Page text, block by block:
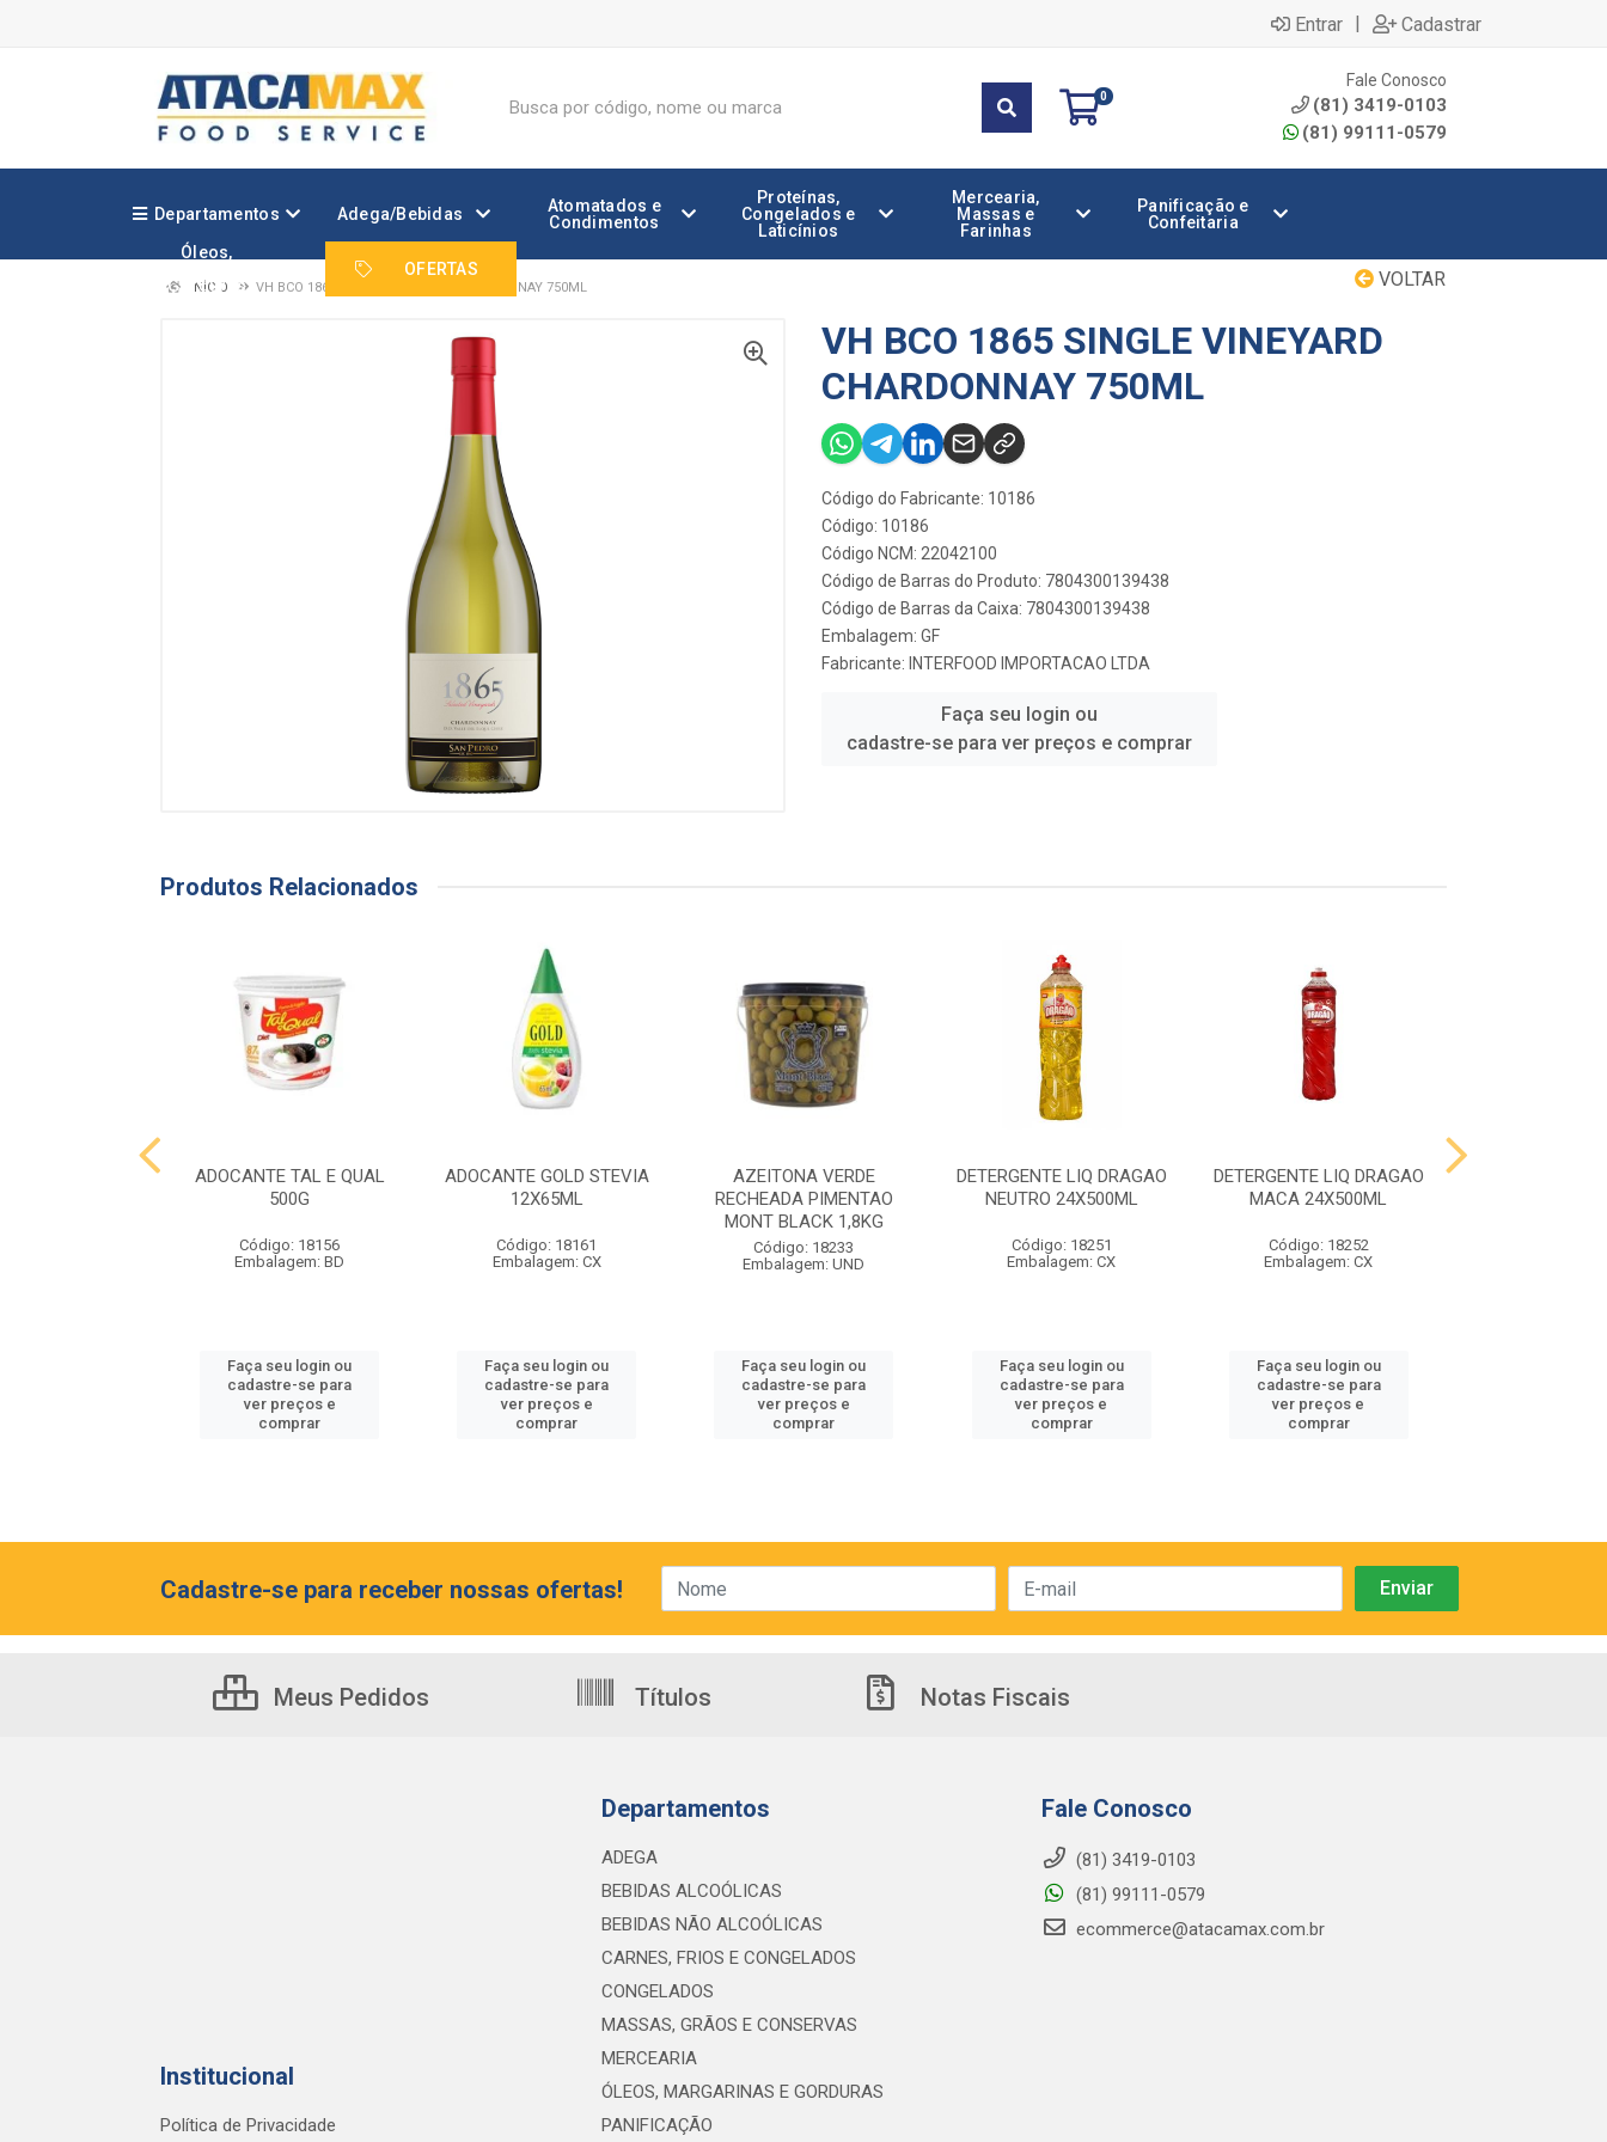
Entrar | Cadastrar
0
Fale Conosco
(81) 3419-0103
(81) 99111-0579
Departamentos Adega/Bebidas
Atomatados e
Condimentos
Proteínas,
Congelados e
Laticínios
Mercearia,
Massas e
Farinhas
Panificação e
Confeitaria
Óleos,
Gorduras
OFERTAS VOLTAR
INÍCIO VH BCO 1865 SINGLE VINEYARD CHARDONNAY 750ML
VH BCO 1865 SINGLE VINEYARD
CHARDONNAY 750ML
Código do Fabricante: 10186
Código: 10186
Código NCM: 22042100
Código de Barras do Produto: 7804300139438
Código de Barras da Caixa: 7804300139438
Embalagem: GF
Fabricante: INTERFOOD IMPORTACAO LTDA
Faça seu login ou
cadastre-se para ver preços e comprar
Produtos Relacionados
ADOCANTE TAL E QUAL
500G
Código: 18156
Embalagem: BD
Faça seu login ou
cadastre-se para
ver preços e
comprar
ADOCANTE GOLD STEVIA
12X65ML
Código: 18161
Embalagem: CX
Faça seu login ou
cadastre-se para
ver preços e
comprar
AZEITONA VERDE
RECHEADA PIMENTAO
MONT BLACK 1,8KG
Código: 18233
Embalagem: UND
Faça seu login ou
cadastre-se para
ver preços e
comprar
DETERGENTE LIQ DRAGAO
NEUTRO 24X500ML
Código: 18251
Embalagem: CX
Faça seu login ou
cadastre-se para
ver preços e
comprar
DETERGENTE LIQ DRAGAO
MACA 24X500ML
Código: 18252
Embalagem: CX
Faça seu login ou
cadastre-se para
ver preços e
comprar
Cadastre-se para receber nossas ofertas!
Meus Pedidos Títulos Notas Fiscais
Institucional
Política de Privacidade
Departamentos
ADEGA
BEBIDAS ALCOÓLICAS
BEBIDAS NÃO ALCOÓLICAS
CARNES, FRIOS E CONGELADOS
CONGELADOS
MASSAS, GRÃOS E CONSERVAS
MERCEARIA
ÓLEOS, MARGARINAS E GORDURAS
PANIFICAÇÃO
Fale Conosco
(81) 3419-0103
(81) 99111-0579
ecommerce@atacamax.com.br